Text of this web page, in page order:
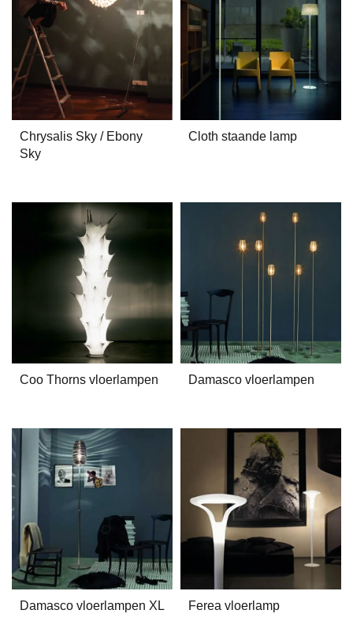
Chrysalis Sky / Ebony
Sky
Cloth staande lamp
Coo Thorns vloerlampen Damasco vloerlampen
Damasco vloerlampen XL Ferea vloerlamp